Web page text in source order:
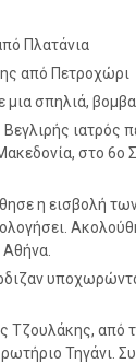
Πλατάνια
από Πετροχώρι
μια σπηλιά,
ιατρός
στο 6ο
η εισβολή
Αθήνα.
Τζουλάκης, από
Τηγάνι.